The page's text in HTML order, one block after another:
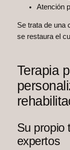
Atención
Se trata de una
se restaura el
Terapia
Su propio
expertos